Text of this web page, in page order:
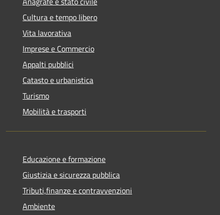
Cultura e tempo libero
Vita lavorativa
Imprese e Commercio
Appalti pubblici
Catasto e urbanistica
Turismo
Mobilità e trasporti
Educazione e formazione
Giustizia e sicurezza pubblica
Tributi,finanze e contravvenzioni
Ambiente